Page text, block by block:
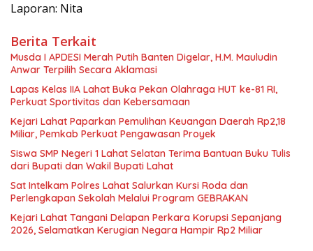
Laporan: Nita
Berita Terkait
Musda I APDESI Merah Putih Banten Digelar, H.M. Mauludin
Anwar Terpilih Secara Aklamasi
Lapas Kelas IIA Lahat Buka Pekan Olahraga HUT ke-81 RI,
Perkuat Sportivitas dan Kebersamaan
Kejari Lahat Paparkan Pemulihan Keuangan Daerah Rp2,18
Miliar, Pemkab Perkuat Pengawasan Proyek
Siswa SMP Negeri 1 Lahat Selatan Terima Bantuan Buku Tulis
dari Bupati dan Wakil Bupati Lahat
Sat Intelkam Polres Lahat Salurkan Kursi Roda dan
Perlengkapan Sekolah Melalui Program GEBRAKAN
Kejari Lahat Tangani Delapan Perkara Korupsi Sepanjang
2026, Selamatkan Kerugian Negara Hampir Rp2 Miliar